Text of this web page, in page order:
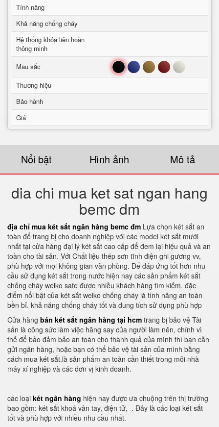
Tính năng
Khả năng chống cháy
Hệ thống khóa liên hoàn
thông minh
Mầu sắc
Đen Xanh Nâu Đỏ Trắng
Thương hiệu
Bảo hành
Giá
Nổi bật Hình ảnh Mô tả
dia chi mua ket sat ngan hang
bemc dm
địa chỉ mua két sắt ngân hàng bemc đm Lựa chọn két sắt an
toàn để trang bị cho doanh nghiệp với các model két sắt mưới
nhất tại cửa hàng đại lý két sắt cao cấp để đem lại hiệu quả và an
toàn cho tài sản. Với Chất liệu thép sơn tĩnh điện ghi gương vv,
phù hợp với mọi không gian văn phòng. Để đáp ứng tốt hơn nhu
cầu sử dụng két sắt trong nước hiện nay các sản phẩm két sắt
chống cháy welko safe được nhiều khách hàng tìm kiếm. đặc
điểm nổi bật của két sắt welko chống cháy là tính năng an toàn
bền bỉ. khả năng chống cháy tốt và dung tích sử dụng phù hợp
Cửa hàng bán két sắt ngân hàng tại hcm trang bị bảo vệ Tài
sản là công sức làm việc hăng say của người làm nên, chính vì
thế để bảo đảm bảo an toàn cho thành quả của mình thì bạn cần
gửi ngân hàng, hoặc bạn có thể bảo vệ tài sản của mình bằng
cách mua két sắt.là sản phẩm an toàn cần thiết trong mỗi nhà
máy xí nghiệp và các đơn vị kinh doanh.
các loại két ngân hàng hiện nay được ưa chuộng trên thị trường
bao gồm: két sắt khoá vân tay, điện tử, . Đây là các loại két sắt
tốt và phù hợp với nhiều nhu cầu nhất.